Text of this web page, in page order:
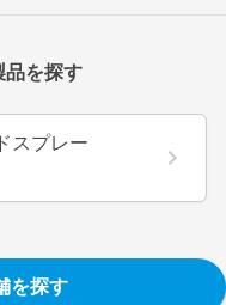
品を探す
スプレー
を探す